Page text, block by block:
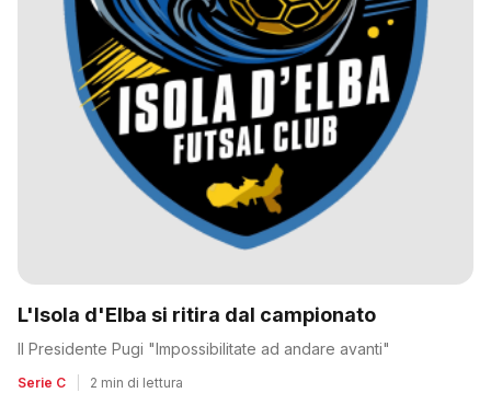
L'Isola d'Elba si ritira dal campionato
Il Presidente Pugi "Impossibilitate ad andare avanti"
Serie C 2 min di lettura